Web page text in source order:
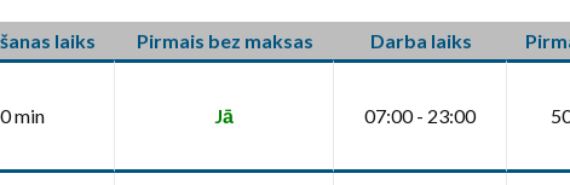
laiks Pirmais bez maksas Darba laiks
min Jā 07:00 - 23:00